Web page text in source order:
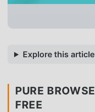
Explore this article
PURE
FREE